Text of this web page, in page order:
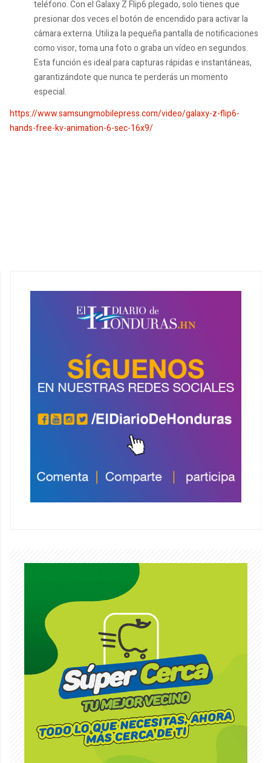
teléfono. Con el Galaxy Z Flip6 plegado, solo tienes que
presionar dos veces el botón de encendido para activar la
cámara externa. Utiliza la pequeña pantalla de notificaciones
como visor, toma una foto o graba un vídeo en segundos.
Esta función es ideal para capturas rápidas e instantáneas,
garantizándote que nunca te perderás un momento
especial.
https://www.samsungmobilepress.com/video/galaxy-z-flip6-
hands-free-kv-animation-6-sec-16x9/